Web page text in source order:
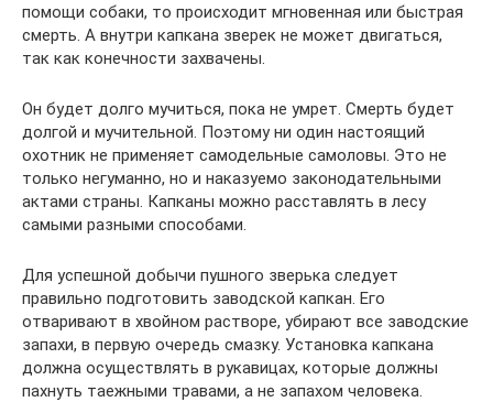
помощи собаки, то происходит мгновенная или быстрая
смерть. А внутри капкана зверек не может двигаться,
так как конечности захвачены.
Он будет долго мучиться, пока не умрет. Смерть будет
долгой и мучительной. Поэтому ни один настоящий
охотник не применяет самодельные самоловы. Это не
только негуманно, но и наказуемо законодательными
актами страны. Капканы можно расставлять в лесу
самыми разными способами.
Для успешной добычи пушного зверька следует
правильно подготовить заводской капкан. Его
отваривают в хвойном растворе, убирают все заводские
запахи, в первую очередь смазку. Установка капкана
должна осуществлять в рукавицах, которые должны
пахнуть таежными травами, а не запахом человека.